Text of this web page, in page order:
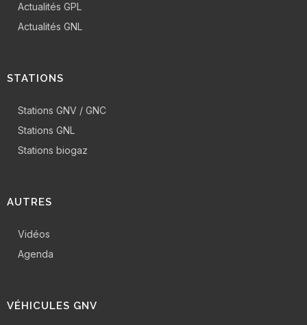
Actualités GPL
Actualités GNL
STATIONS
Stations GNV / GNC
Stations GNL
Stations biogaz
AUTRES
Vidéos
Agenda
VÉHICULES GNV